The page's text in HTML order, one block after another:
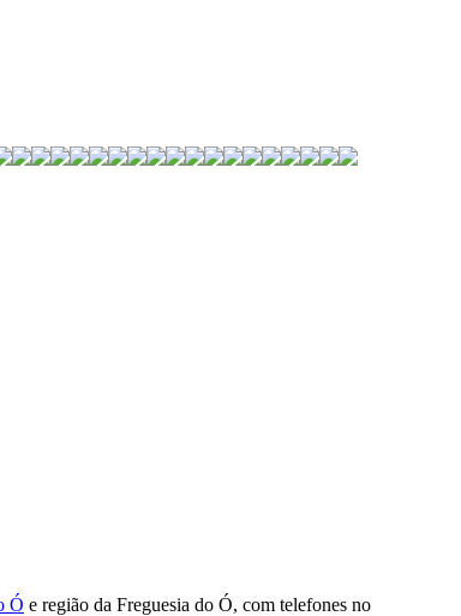
Ó e região da Freguesia do Ó, com telefones no